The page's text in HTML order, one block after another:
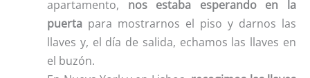
apartamento, nos estaba esperando en la
puerta para mostrarnos el piso y darnos las
llaves y, el día de salida, echamos las llaves en
el buzón.